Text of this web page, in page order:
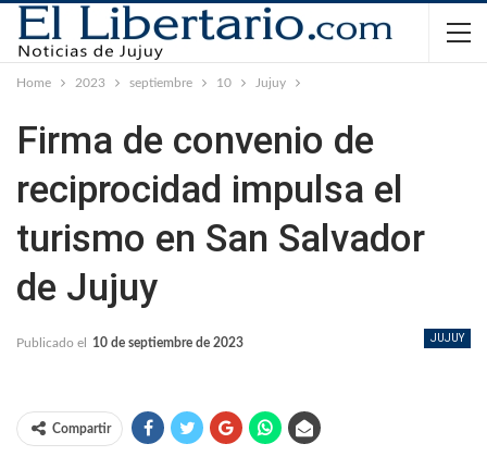
Home 2023 septiembre 10 Jujuy
Firma de convenio de
reciprocidad impulsa el
turismo en San Salvador
de Jujuy
JUJUY
Publicado el 10 de septiembre de 2023
Compartir